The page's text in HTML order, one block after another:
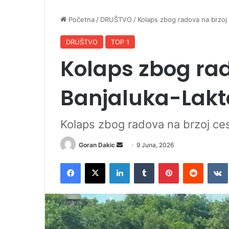
Početna / DRUŠTVO / Kolaps zbog radova na
DRUŠTVO TOP 1
Kolaps zbog
Banjaluka-
Kolaps zbog radova na brzoj
Goran Dakic
d
a
n
e
9 Juna, 2026